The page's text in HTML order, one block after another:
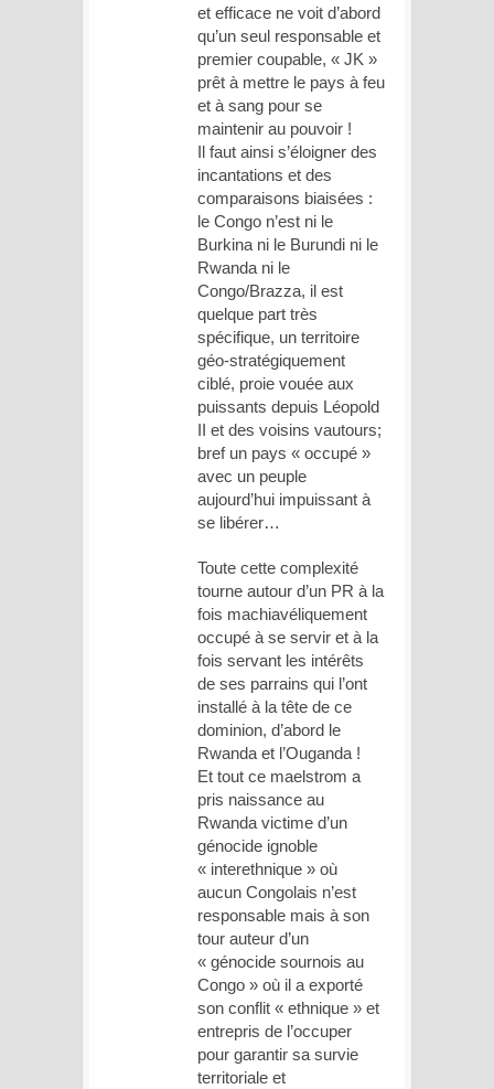
et efficace ne voit d’abord
qu’un seul responsable et
premier coupable, « JK »
prêt à mettre le pays à feu
et à sang pour se
maintenir au pouvoir !
Il faut ainsi s’éloigner des
incantations et des
comparaisons biaisées :
le Congo n’est ni le
Burkina ni le Burundi ni le
Rwanda ni le
Congo/Brazza, il est
quelque part très
spécifique, un territoire
géo-stratégiquement
ciblé, proie vouée aux
puissants depuis Léopold
II et des voisins vautours;
bref un pays « occupé »
avec un peuple
aujourd’hui impuissant à
se libérer…
Toute cette complexité
tourne autour d’un PR à la
fois machiavéliquement
occupé à se servir et à la
fois servant les intérêts
de ses parrains qui l’ont
installé à la tête de ce
dominion, d’abord le
Rwanda et l’Ouganda !
Et tout ce maelstrom a
pris naissance au
Rwanda victime d’un
génocide ignoble
« interethnique » où
aucun Congolais n’est
responsable mais à son
tour auteur d’un
« génocide sournois au
Congo » où il a exporté
son conflit « ethnique » et
entrepris de l’occuper
pour garantir sa survie
territoriale et